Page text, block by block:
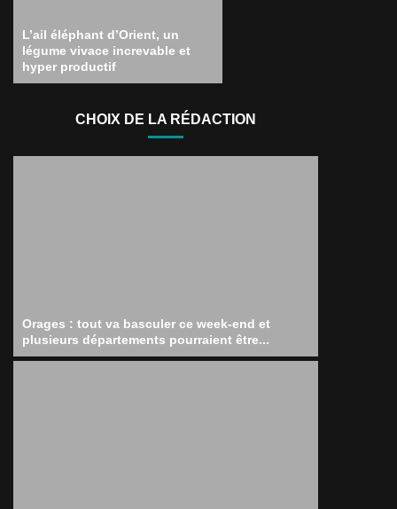
L’ail éléphant d’Orient, un
légume vivace increvable et
hyper productif
CHOIX DE LA RÉDACTION
Orages : tout va basculer ce week-end et
plusieurs départements pourraient être...